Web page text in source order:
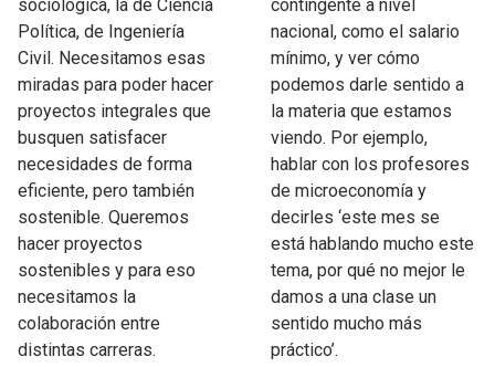
sociológica, la de Ciencia
Política, de Ingeniería
Civil. Necesitamos esas
miradas para poder hacer
proyectos integrales que
busquen satisfacer
necesidades de forma
eficiente, pero también
sostenible. Queremos
hacer proyectos
sostenibles y para eso
necesitamos la
colaboración entre
distintas carreras.
contingente a nivel
nacional, como el salario
mínimo, y ver cómo
podemos darle sentido a
la materia que estamos
viendo. Por ejemplo,
hablar con los profesores
de microeconomía y
decirles ‘este mes se
está hablando mucho este
tema, por qué no mejor le
damos a una clase un
sentido mucho más
práctico’.